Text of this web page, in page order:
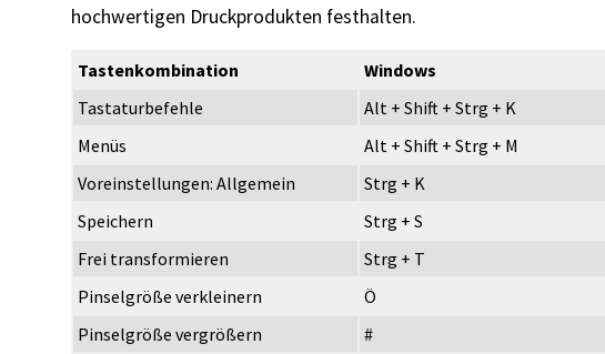
hochwertigen Druckprodukten festhalten.
Tastenkombination Windows
Tastaturbefehle
Alt + Shift + Strg + K
Menüs
Alt + Shift + Strg + M
Voreinstellungen: Allgemein
Strg + K
Speichern
Strg + S
Frei transformieren
Strg + T
Pinselgröße verkleinern
Ö
Pinselgröße vergrößern
#